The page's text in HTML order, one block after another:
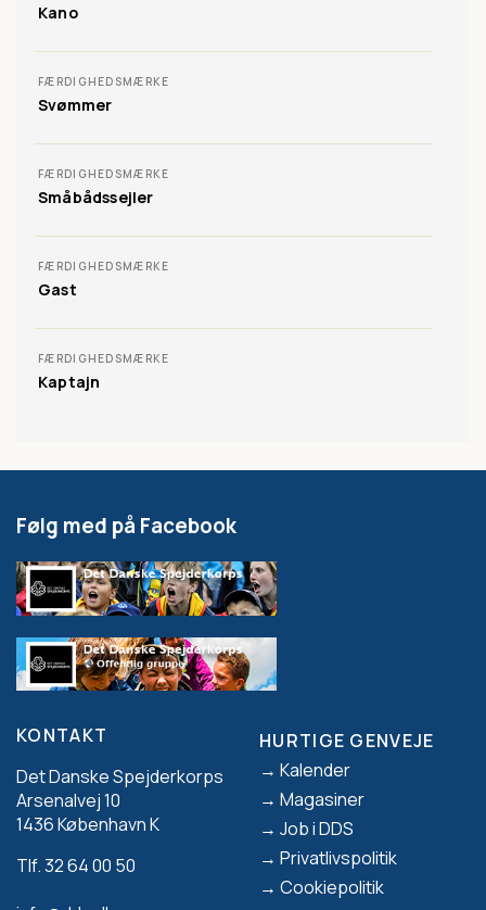
Kano
FÆRDIGHEDSMÆRKE
Svømmer
FÆRDIGHEDSMÆRKE
Småbådssejler
FÆRDIGHEDSMÆRKE
Gast
FÆRDIGHEDSMÆRKE
Kaptajn
Følg med på Facebook
KONTAKT
Det Danske Spejderkorps
Arsenalvej 10
1436 København K
Tlf. 32 64 00 50
Footer
HURTIGE GENVEJE
Kalender
Magasiner
Job i DDS
Privatlivspolitik
Cookiepolitik